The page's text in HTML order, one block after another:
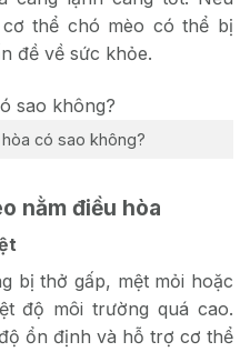
thể chó mèo có thể bị
đề về sức khỏe.
có sao không?
nằm điều hòa
bị thở gấp, mệt mỏi hoặc
độ môi trường quá cao.
ổn định và hỗ trợ cơ thể